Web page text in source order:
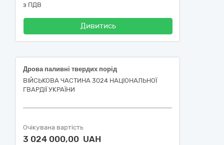
з ПДВ
Дивитись
Дрова паливні твердих порід
ВІЙСЬКОВА ЧАСТИНА 3024 НАЦІОНАЛЬНОЇ
ГВАРДІЇ УКРАЇНИ
Очікувана вартість
3 024 000,00 UAH